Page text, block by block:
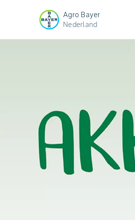
Agro Bayer
Nederland